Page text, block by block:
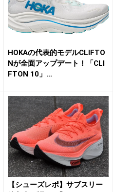
HOKAの代表的モデルCLIFTO
Nが全面アップデート！「CLI
FTON 10」...
【シューズレポ】サブスリー